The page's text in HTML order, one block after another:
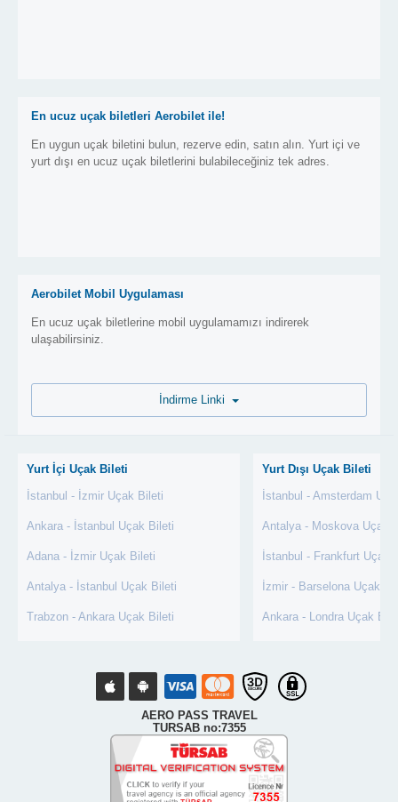
En ucuz uçak biletleri Aerobilet ile!
En uygun uçak biletini bulun, rezerve edin, satın alın. Yurt içi ve
yurt dışı en ucuz uçak biletlerini bulabileceğiniz tek adres.
Aerobilet Mobil Uygulaması
En ucuz uçak biletlerine mobil uygulamamızı indirerek
ulaşabilirsiniz.
Yurt İçi Uçak Bileti
İstanbul - İzmir Uçak Bileti
Ankara - İstanbul Uçak Bileti
Adana - İzmir Uçak Bileti
Antalya - İstanbul Uçak Bileti
Trabzon - Ankara Uçak Bileti
Yurt Dışı Uçak Bileti
İstanbul - Amsterdam
Antalya - Moskova Uçak
İstanbul - Frankfurt Uçak
İzmir - Barselona Uçak
Ankara - Londra Uçak
AERO PASS TRAVEL
TURSAB no:7355